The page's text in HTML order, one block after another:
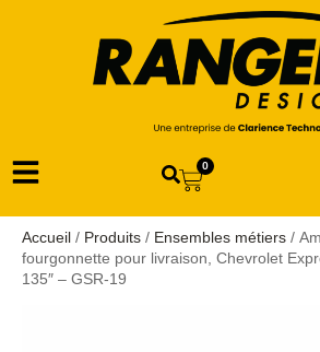
0
Accueil / Produits / Ensembles métiers /
fourgonnette pour livraison, Chevrolet
135″ – GSR-19